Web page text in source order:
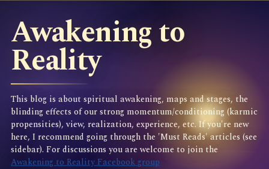
Awakening to
Reality
This blog is about spiritual awakening, maps and stages, the
blinding effects of our strong momentum/conditioning (karmic
propensities), view, realization, experience, etc. If you're new
here, I recommend going through the 'Must Reads' articles (see
sidebar). For discussions you are welcome to join the
Awakening to Reality Facebook group